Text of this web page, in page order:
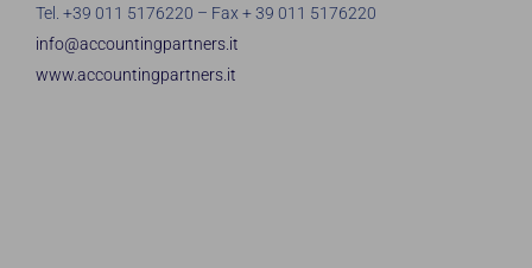
Tel. +39 011 5176220 – Fax + 39 011 5176220
info@accountingpartners.it
www.accountingpartners.it